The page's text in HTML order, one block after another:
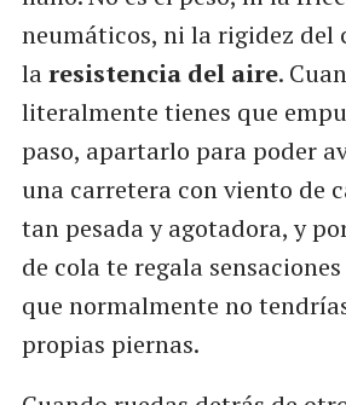
neumáticos, ni la rigidez del
laresistencia del aire.
literalmente tienes que
paso, apartarlo para poder
una carretera con viento de
tan pesada y agotadora, y
de cola te regala
que normalmente no
propias piernas.